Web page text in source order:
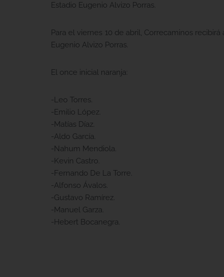
Estadio Eugenio Alvizo Porras.
Para el viernes 10 de abril, Correcaminos
Eugenio Alvizo Porras.
El once inicial naranja:
-Leo Torres.
-Emilio López.
-Matías Díaz.
-Aldo García.
-Nahum Mendiola.
-Kevin Castro.
-Fernando De La Torre.
-Alfonso Ávalos.
-Gustavo Ramírez.
-Manuel Garza.
-Hebert Bocanegra.